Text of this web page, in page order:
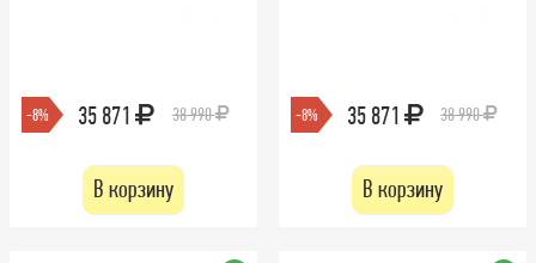
-8% 35 871 38 990
В корзину
-8% 35 871 38 990
В корзину